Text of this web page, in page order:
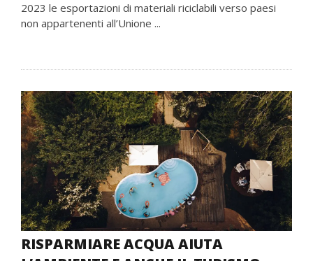
2023 le esportazioni di materiali riciclabili verso paesi
non appartenenti all’Unione ...
RISPARMIARE ACQUA AIUTA